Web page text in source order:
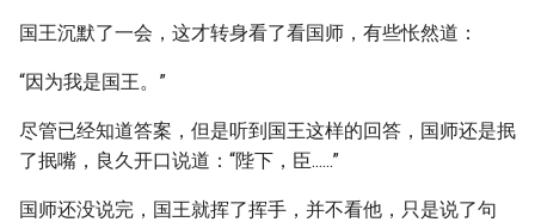
国王沉默了一会，这才转身看了看国师，有些怅然道：
“因为我是国王。”
尽管已经知道答案，但是听到国王这样的回答，国师还是抿
了抿嘴，良久开口说道：“陛下，臣......”
国师还没说完，国王就挥了挥手，并不看他，只是说了句